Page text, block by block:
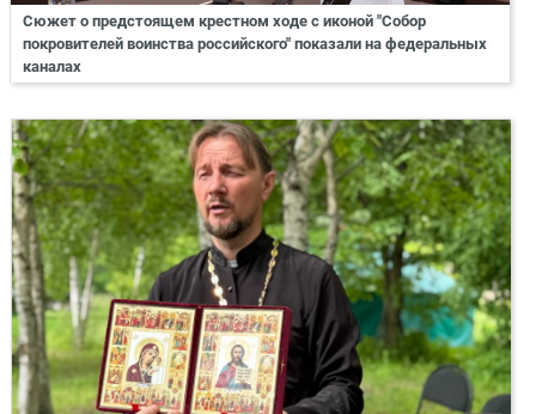
Сюжет о предстоящем крестном ходе с иконой "Собор
покровителей воинства российского" показали на федеральных
каналах